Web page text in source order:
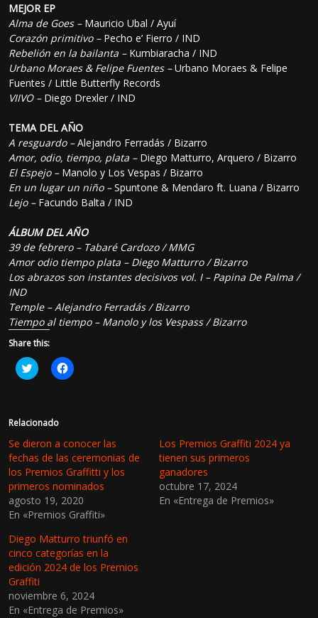
MEJOR EP
Alma de Goes –Mauricio Ubal / Ayuí
Corazón primitivo –Pecho e’ Fierro / IND
Rebelión en la bailanta –Kumbiaracha / IND
Urbano Moraes & Felipe Fuentes –Urbano Moraes & Felipe
Fuentes / Little Butterfly Records
VIIVO –Diego Drexler / IND
TEMA DEL AÑO
A resguardo –Alejandro Ferradás / Bizarro
Amor, odio, tiempo, plata –Diego Matturro, Arquero / Bizarro
El Espejo –Manolo y Los Vespas / Bizarro
En un lugar un niño –Spuntone & Mendaro ft. Luana / Bizarro
Lejo –Facundo Balta / IND
ÁLBUM DEL AÑO
39 de febrero –Tabaré Cardozo / MMG
Amor odio tiempo plata –Diego Matturro / Bizarro
Los abrazos son instantes decisivos vol. I –Papina De Palma /
IND
Temple –Alejandro Ferradás / Bizarro
Tiempo al tiempo –Manolo y los Vespass / Bizarro
Share this:
H
a
c
a
r
a
c
o
m
p
a
r
r
e
n
T
w
i
t
t
H
a
a
r
a
c
o
m
p
a
r
r
e
n
F
e
b
Relacionado
Se dieron a conocer las
fechas de las ceremonias de
los Premios Graffitti y los
primeros nominados
agosto 19, 2020
En «Premios Graffiti»
Los Premios Graffiti 2024 ya
tienen sus primeros
ganadores
octubre 17, 2024
En «Entrega de Premios»
Diego Matturro triunfó en
cinco categorías en la
edición 2024 de los Premios
Graffiti
noviembre 6, 2024
En «Entrega de Premios»